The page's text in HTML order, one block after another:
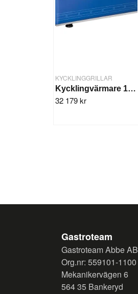
KYCKLINGGRILLAR
Kycklingvärmare 16-20 st
32 179 kr
Gastroteam
Gastroteam Abbe AB
Org.nr: 559101-1100
Mekanikervägen 6
564 35 Bankeryd